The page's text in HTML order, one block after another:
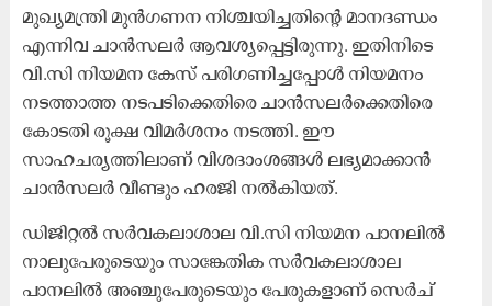
മുഖ്യമന്ത്രി മുൻഗണന നിശ്ചയിച്ചതിന്റെ മാനദണ്ഡം
എന്നിവ ചാൻസലർ ആവശ്യപ്പെട്ടിരുന്നു. ഇതിനിടെ
വി.സി നിയമന കേസ് പരിഗണിച്ചപ്പോൾ നിയമനം
നടത്താത്ത നടപടിക്കെതിരെ ചാൻസലർക്കെതിരെ
കോടതി രൂക്ഷ വിമർശനം നടത്തി. ഈ
സാഹചര്യത്തിലാണ് വിശദാംശങ്ങൾ ലഭ്യമാക്കാൻ
ചാൻസലർ വീണ്ടും ഹരജി നൽകിയത്.
ഡിജിറ്റൽ സർവകലാശാല വി.സി നിയമന പാനലിൽ
നാലുപേരുടെയും സാങ്കേതിക സർവകലാശാല
പാനലിൽ അഞ്ചുപേരുടെയും പേരുകളാണ് സെർച്